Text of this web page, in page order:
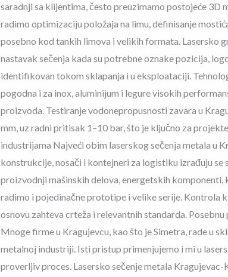
saradnji sa klijentima, često preuzimamo postojeće 3D
radimo optimizaciju položaja na limu, definisanje
posebno kod tankih limova i velikih formata. Lasersko
nastavak sečenja kada su potrebne oznake pozicija,
identifikovan tokom sklapanja i u eksploataciji.
pogodna i za inox, aluminijum i legure visokih
proizvoda. Testiranje vodonepropusnosti zavara u
mm, uz radni pritisak 1–10 bar, što je ključno za
industrijama Najveći obim laserskog sečenja metala u
konstrukcije, nosači i kontejneri za logistiku izrađuju
proizvodnji mašinskih delova, energetskih komponenti,
radimo i pojedinačne prototipe i velike serije. Kontrola
osnovu zahteva crteža i relevantnih standarda.
Mnoge firme u Kragujevcu, kao što je Simetra, rade u
metalnoj industriji. Isti pristup primenjujemo i mi u
proverljiv proces. Lasersko sečenje metala